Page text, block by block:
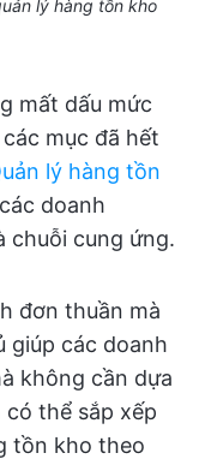
lý hàng tồn kho
mất dấu mức
mục đã hết
lý hàng tồn
doanh
chuỗi cung ứng.
đơn thuần mà
giúp các doanh
không cần dựa
thể sắp xếp
tồn kho theo